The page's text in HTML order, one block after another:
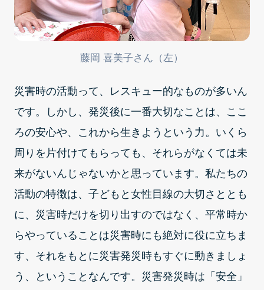
藤岡 喜美子さん（左）
災害時の活動って、レスキュー的なものが多いん
です。しかし、発災後に一番大切なことは、ここ
ろの安心や、これから生きようという力。いくら
周りを片付けてもらっても、それらがなくては未
来がないんじゃないかと思っています。私たちの
活動の特徴は、子どもと女性目線の大切さととも
に、災害時だけを切り出すのではなく、平常時か
らやっていることは災害時にも絶対に役に立ちま
す、それをもとに災害発災時もすぐに動きましょ
う、ということなんです。災害発災時は「安全」